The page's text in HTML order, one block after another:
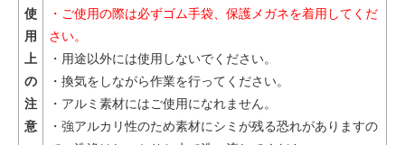
使
用
上
の
注
意
・ご使用の際は必ずゴム手袋、保護メガネを着用してくだ
さい。
・用途以外には使用しないでください。
・換気をしながら作業を行ってください。
・アルミ素材にはご使用になれません。
・強アルカリ性のため素材にシミが残る恐れがありますの